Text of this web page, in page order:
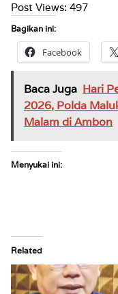
Post Views: 497
Bagikan ini:
Facebook
Baca Juga Hari
2026, Polda
Malam di Ambon
Menyukai ini:
Related